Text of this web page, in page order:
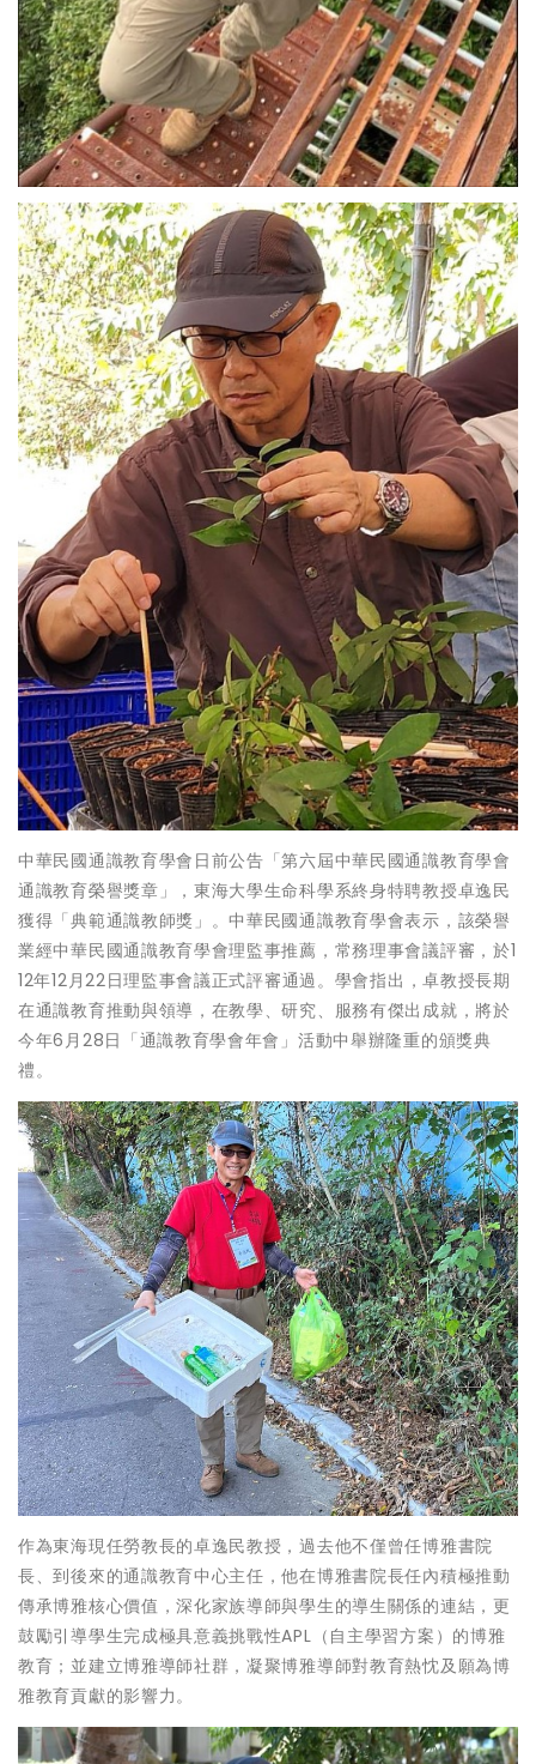
中華民國通識教育學會日前公告「第六屆中華民國通識教育學會
通識教育榮譽獎章」，東海大學生命科學系終身特聘教授卓逸民
獲得「典範通識教師獎」。中華民國通識教育學會表示，該榮譽
業經中華民國通識教育學會理監事推薦，常務理事會議評審，於1
12年12月22日理監事會議正式評審通過。學會指出，卓教授長期
在通識教育推動與領導，在教學、研究、服務有傑出成就，將於
今年6月28日「通識教育學會年會」活動中舉辦隆重的頒獎典
禮。
作為東海現任勞教長的卓逸民教授，過去他不僅曾任博雅書院
長、到後來的通識教育中心主任，他在博雅書院長任內積極推動
傳承博雅核心價值，深化家族導師與學生的導生關係的連結，更
鼓勵引導學生完成極具意義挑戰性APL（自主學習方案）的博雅
教育；並建立博雅導師社群，凝聚博雅導師對教育熱忱及願為博
雅教育貢獻的影響力。